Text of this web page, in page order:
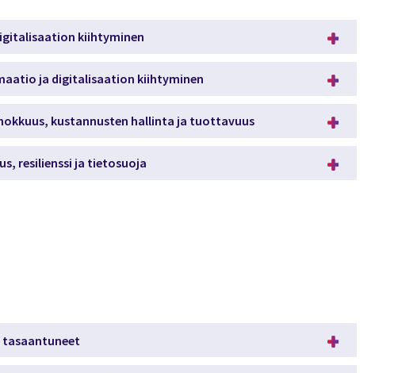
kiihtyminen
ja digitalisaation kiihtyminen
kustannusten hallinta ja tuottavuus
resilienssi ja tietosuoja